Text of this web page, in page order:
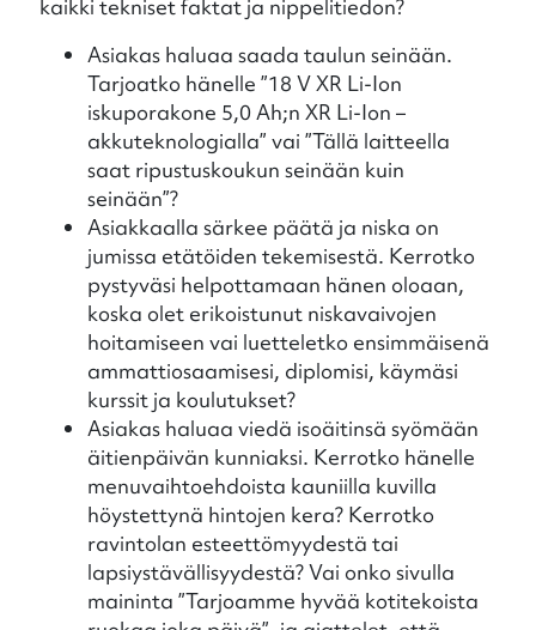
kaikki tekniset faktat ja nippelitiedon?
Asiakas haluaa saada taulun seinään.
Tarjoatko hänelle ”18 V XR Li-Ion
iskuporakone 5,0 Ah;n XR Li-Ion –
akkuteknologialla” vai ”Tällä laitteella
saat ripustuskoukun seinään kuin
seinään”?
Asiakkaalla särkee päätä ja niska on
jumissa etätöiden tekemisestä. Kerrotko
pystyväsi helpottamaan hänen oloaan,
koska olet erikoistunut niskavaivojen
hoitamiseen vai luetteletko ensimmäisenä
ammattiosaamisesi, diplomisi, käymäsi
kurssit ja koulutukset?
Asiakas haluaa viedä isoäitinsä syömään
äitienpäivän kunniaksi. Kerrotko hänelle
menuvaihtoehdoista kauniilla kuvilla
höystettynä hintojen kera? Kerrotko
ravintolan esteettömyydestä tai
lapsiystävällisyydestä? Vai onko sivulla
maininta ”Tarjoamme hyvää kotitekoista